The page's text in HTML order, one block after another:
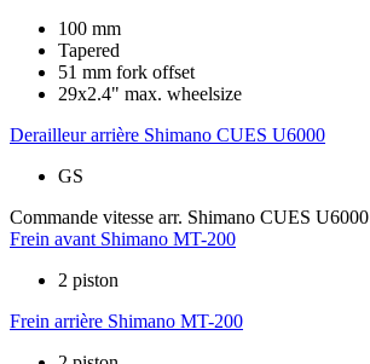
100 mm
Tapered
51 mm fork offset
29x2.4" max. wheelsize
Derailleur arrière Shimano CUES U6000
GS
Commande vitesse arr. Shimano CUES U6000
Frein avant Shimano MT-200
2 piston
Frein arrière Shimano MT-200